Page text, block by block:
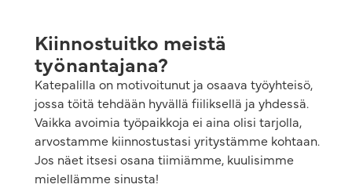
Kiinnostuitko meistä
työnantajana?
Katepalilla on motivoitunut ja osaava työyhteisö,
jossa töitä tehdään hyvällä fiiliksellä ja yhdessä.
Vaikka avoimia työpaikkoja ei aina olisi tarjolla,
arvostamme kiinnostustasi yritystämme kohtaan.
Jos näet itsesi osana tiimiämme, kuulisimme
mielellämme sinusta!